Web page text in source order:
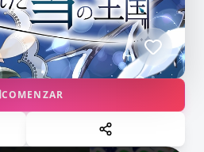
COMENZAR